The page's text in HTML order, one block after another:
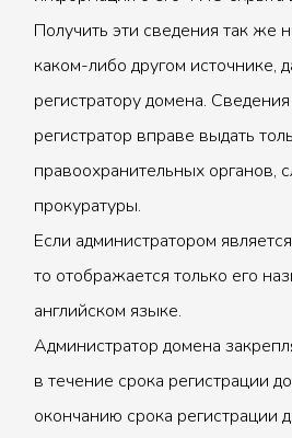
Получить эти сведения так же
каком-либо другом источнике,
регистратору домена.
регистратор вправе выдать
правоохранительных органов,
прокуратуры.
Если администратором
то отображается только его
английском языке.
Администратор домена
в течение срока регистрации
окончанию срока регистрации